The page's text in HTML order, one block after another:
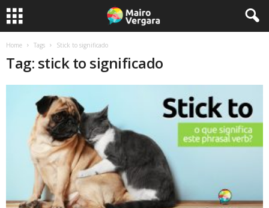
Home Tags Stick to significado
Tag: stick to significado